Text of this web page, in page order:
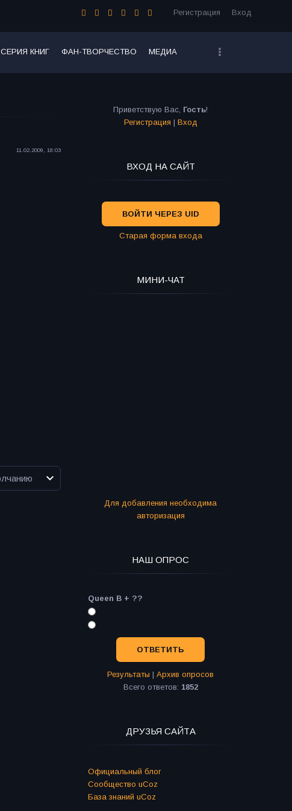
Регистрация Вход
СЕРИЯ КНИГ ФАН-ТВОРЧЕСТВО МЕДИА
11.02.2009, 18:03
Приветствую Вас, Гость!
Регистрация | Вход
ВХОД НА САЙТ
ВОЙТИ ЧЕРЕЗ UID
Старая форма входа
МИНИ-ЧАТ
Для добавления необходима
авторизация
НАШ ОПРОС
Queen B + ??
Результаты |Архив опросов
Всего ответов: 1852
ДРУЗЬЯ САЙТА
Официальный блог
Сообщество uCoz
База знаний uCoz